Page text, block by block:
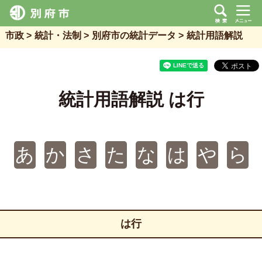
市政 統計・法制 別府市の統計データ 統計用語解説
統計用語解説 は行
あ か さ た な は や ら
は行